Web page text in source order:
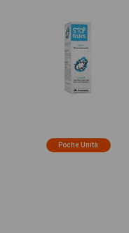
Poche Unità